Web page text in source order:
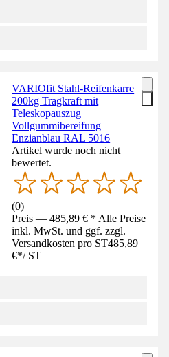
VARIOfit Stahl-Reifenkarre
200kg Tragkraft mit
Teleskopauszug
Vollgummibereifung
Enzianblau RAL 5016
Artikel wurde noch nicht
bewertet.
(0)
Preis — 485,89 € * Alle Preise
inkl. MwSt. und ggf. zzgl.
Versandkosten pro ST485,89
€*/ ST